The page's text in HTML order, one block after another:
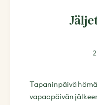
Tapaninpäivä
vapaapäivän